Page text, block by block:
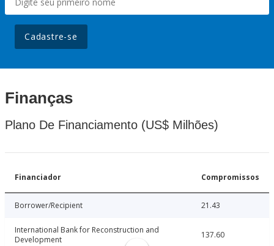
Cadastre-se
Finanças
Plano De Financiamento (US$ Milhões)
Financiador Compromissos
Borrower/Recipient 21.43
International Bank for Reconstruction and
Development
137.60